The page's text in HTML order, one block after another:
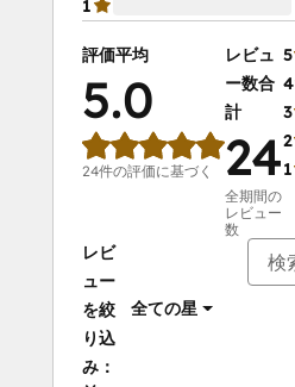
1
評価平均
5.0
24件の評価に基づく
レビュ
ー数合
計
24
全期間の
レビュー
数
5
4
3
2
1
レビ
ュー
を絞
り込
み：
全ての星